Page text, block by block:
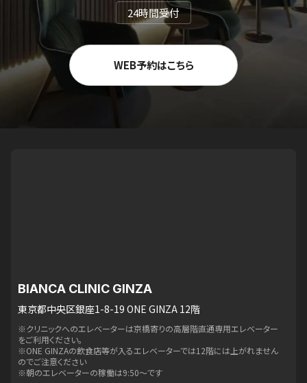
24時間受付
WEB予約はこちら
BIANCA CLINIC GINZA
東京都中央区銀座1-8-19 ONE GINZA 12階
※クリニックへのエレベーターは京橋寄りの高層階直通専用エレベーター
をご利用ください。
※ONE GINZAの飲食店等が入るエレベーターでは12階には上がれません
のでご注意ください
※朝のエレベーターの稼働は9:50〜です